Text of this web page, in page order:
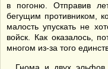
в погоню. Отправив
бегущим противником,
малость упускать не
войск. Как оказалось,
многом из-за того